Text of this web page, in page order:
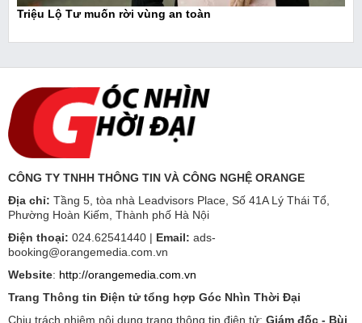
Triệu Lộ Tư muốn rời vùng an toàn
CÔNG TY TNHH THÔNG TIN VÀ CÔNG NGHỆ ORANGE
Địa chỉ: Tầng 5, tòa nhà Leadvisors Place, Số 41A Lý Thái Tổ,
Phường Hoàn Kiếm, Thành phố Hà Nội
Điện thoại: 024.62541440 | Email: ads-
booking@orangemedia.com.vn
Website: http://orangemedia.com.vn
Trang Thông tin Điện tử tổng hợp Góc Nhìn Thời Đại
Chịu trách nhiệm nội dung trang thông tin điện tử: Giám đốc - Bùi